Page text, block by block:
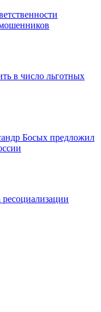
в число льготных
Босых предложил